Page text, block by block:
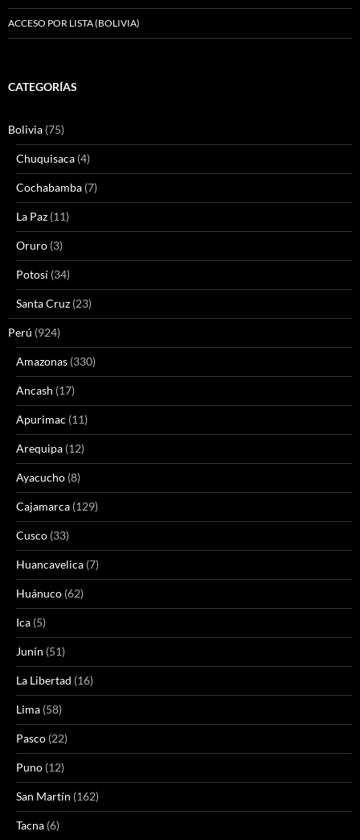
ACCESO POR LISTA (BOLIVIA)
CATEGORÍAS
Bolivia (75)
Chuquisaca (4)
Cochabamba (7)
La Paz (11)
Oruro (3)
Potosí (34)
Santa Cruz (23)
Perú (924)
Amazonas (330)
Ancash (17)
Apurimac (11)
Arequipa (12)
Ayacucho (8)
Cajamarca (129)
Cusco (33)
Huancavelica (7)
Huánuco (62)
Ica (5)
Junín (51)
La Libertad (16)
Lima (58)
Pasco (22)
Puno (12)
San Martín (162)
Tacna (6)